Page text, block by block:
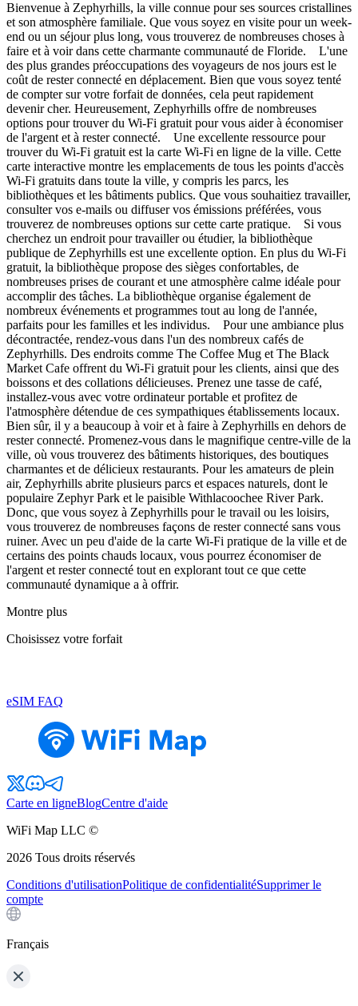
Bienvenue à Zephyrhills, la ville connue pour ses sources cristallines
et son atmosphère familiale. Que vous soyez en visite pour un week-
end ou un séjour plus long, vous trouverez de nombreuses choses à
faire et à voir dans cette charmante communauté de Floride. L'une
des plus grandes préoccupations des voyageurs de nos jours est le
coût de rester connecté en déplacement. Bien que vous soyez tenté
de compter sur votre forfait de données, cela peut rapidement
devenir cher. Heureusement, Zephyrhills offre de nombreuses
options pour trouver du Wi-Fi gratuit pour vous aider à économiser
de l'argent et à rester connecté. Une excellente ressource pour
trouver du Wi-Fi gratuit est la carte Wi-Fi en ligne de la ville. Cette
carte interactive montre les emplacements de tous les points d'accès
Wi-Fi gratuits dans toute la ville, y compris les parcs, les
bibliothèques et les bâtiments publics. Que vous souhaitiez travailler,
consulter vos e-mails ou diffuser vos émissions préférées, vous
trouverez de nombreuses options sur cette carte pratique. Si vous
cherchez un endroit pour travailler ou étudier, la bibliothèque
publique de Zephyrhills est une excellente option. En plus du Wi-Fi
gratuit, la bibliothèque propose des sièges confortables, de
nombreuses prises de courant et une atmosphère calme idéale pour
accomplir des tâches. La bibliothèque organise également de
nombreux événements et programmes tout au long de l'année,
parfaits pour les familles et les individus. Pour une ambiance plus
décontractée, rendez-vous dans l'un des nombreux cafés de
Zephyrhills. Des endroits comme The Coffee Mug et The Black
Market Cafe offrent du Wi-Fi gratuit pour les clients, ainsi que des
boissons et des collations délicieuses. Prenez une tasse de café,
installez-vous avec votre ordinateur portable et profitez de
l'atmosphère détendue de ces sympathiques établissements locaux.
Bien sûr, il y a beaucoup à voir et à faire à Zephyrhills en dehors de
rester connecté. Promenez-vous dans le magnifique centre-ville de la
ville, où vous trouverez des bâtiments historiques, des boutiques
charmantes et de délicieux restaurants. Pour les amateurs de plein
air, Zephyrhills abrite plusieurs parcs et espaces naturels, dont le
populaire Zephyr Park et le paisible Withlacoochee River Park.
Donc, que vous soyez à Zephyrhills pour le travail ou les loisirs,
vous trouverez de nombreuses façons de rester connecté sans vous
ruiner. Avec un peu d'aide de la carte Wi-Fi pratique de la ville et de
certains des points chauds locaux, vous pourrez économiser de
l'argent et rester connecté tout en explorant tout ce que cette
communauté dynamique a à offrir.
Montre plus
Choisissez votre forfait
eSIM FAQ
Carte en ligneBlogCentre d'aide
WiFi Map LLC ©
2026 Tous droits réservés
Conditions d'utilisationPolitique de confidentialitéSupprimer le
compte
Français